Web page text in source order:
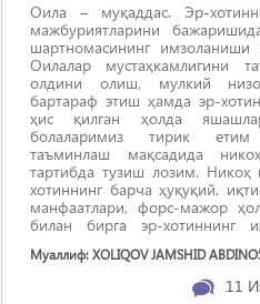
Оила – муқаддас. Эр-
мажбуриятларини
шартномасининг
Оилалар мустаҳкамлигини
олдини олиш, мулкий
бартараф этиш ҳамда эр-
ҳис қилган ҳолда
болаларимиз тирик етим
таъминлаш мақсадида
тартибда тузиш лозим.
хотиннинг барча ҳуқуқий,
манфаатлари, форс-мажор
билан бирга эр-хотиннинг
эрнинг хотин олдидаги,
Муаллиф: XOLIQOV JAMSHID
11